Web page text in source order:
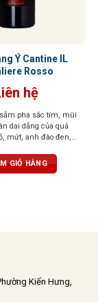
Ý Cantine IL
Rosso
hệ
pha sắc tím, mùi
dai dẳng của quả
mứt, anh đào đen,
vị ngọt ngào, ấm áp
kết thúc được bao
GIỎ HÀNG
Kiến Hưng,